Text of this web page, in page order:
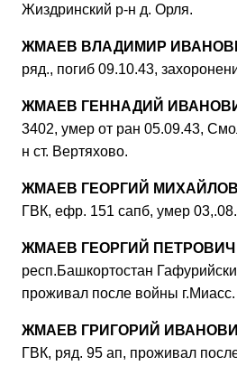
Жиздринский р-н д. Орля.
ЖМАЕВ ВЛАДИМИР
ряд., погиб 09.10.43,
ЖМАЕВ ГЕННАДИЙ
3402, умер от ран 05.09.43,
н ст. Вертяхово.
ЖМАЕВ ГЕОРГИЙ
ГВК, ефр. 151 сапб, умер
ЖМАЕВ ГЕОРГИЙ ПЕТРОВИЧ
респ.Башкортостан
проживал после войны г.Миасс.
ЖМАЕВ ГРИГОРИЙ
ГВК, ряд. 95 ап, проживал